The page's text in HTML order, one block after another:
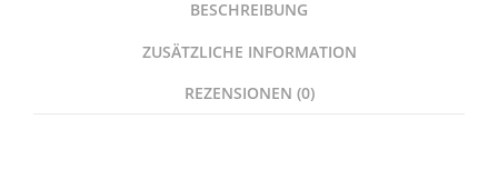
BESCHREIBUNG
ZUSÄTZLICHE INFORMATION
REZENSIONEN (0)